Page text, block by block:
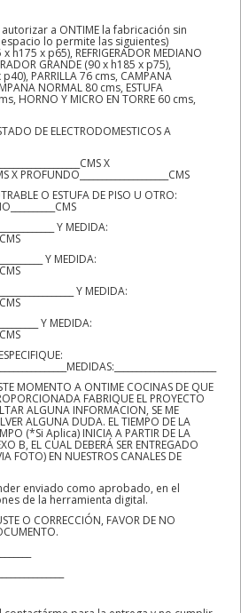
a ONTIME la fabricación sin
lo permite las siguientes)
x h175 x p65), REFRIGERADOR MEDIANO
GRANDE (90 x h185 x p75),
PARRILLA 76 cms, CAMPANA
NORMAL 80 cms, ESTUFA
HORNO Y MICRO EN TORRE 60 cms,
DE ELECTRODOMESTICOS A
X
X PROFUNDO____________________CMS
O ESTUFA DE PISO U OTRO:
Y MEDIDA:
Y MEDIDA:
Y MEDIDA:
Y MEDIDA:
MOMENTO A ONTIME COCINAS DE QUE
FABRIQUE EL PROYECTO
ALGUNA INFORMACION, SE ME
ALGUNA DUDA. EL TIEMPO DE LA
(*Si Aplica) INICIA A PARTIR DE LA
B, EL CUAL DEBERÁ SER ENTREGADO
FOTO) EN NUESTROS CANALES DE
enviado como aprobado, en el
de la herramienta digital.
O CORRECCIÓN, FAVOR DE NO